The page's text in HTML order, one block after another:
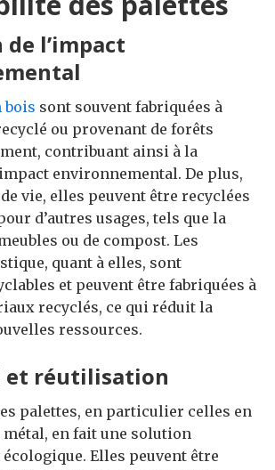
l’impact
bois sont souvent fabriquées à
ou provenant de forêts
contribuant ainsi à la
environnemental. De plus,
vie, elles peuvent être recyclées
d’autres usages, tels que la
ou de compost. Les
quant à elles, sont
et peuvent être fabriquées à
recyclés, ce qui réduit la
ressources.
et réutilisation
palettes, en particulier celles en
en fait une solution
Elles peuvent être